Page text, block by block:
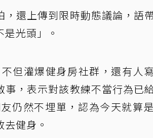
還上傳到限時動態議論，語
光頭」。
但灌爆健身房社群，還有人
，表示對該教練不當行為已
仍然不埋單，認為今天就算
健身。